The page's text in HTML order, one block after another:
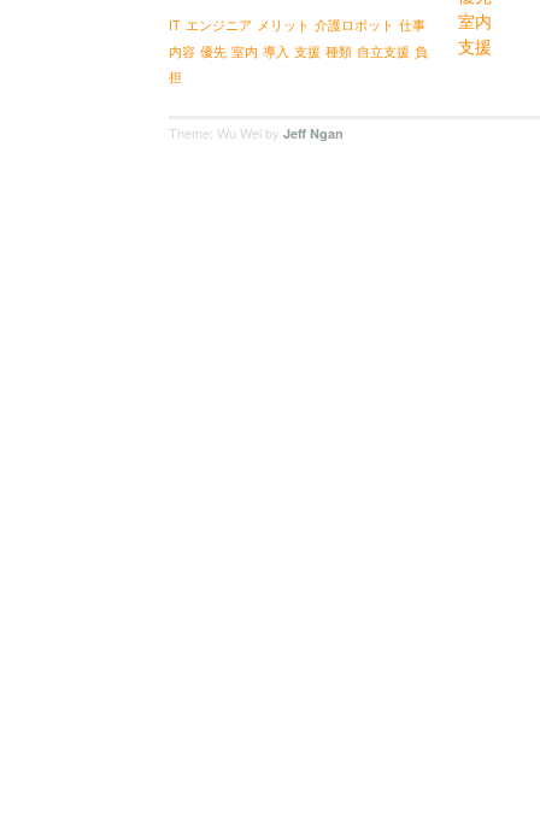
IT エンジニア メリット 介護ロボット 仕事
内容 優先 室内 導入 支援 種類 自立支援 負
担
室内
支援
Theme: Wu Wei by Jeff Ngan